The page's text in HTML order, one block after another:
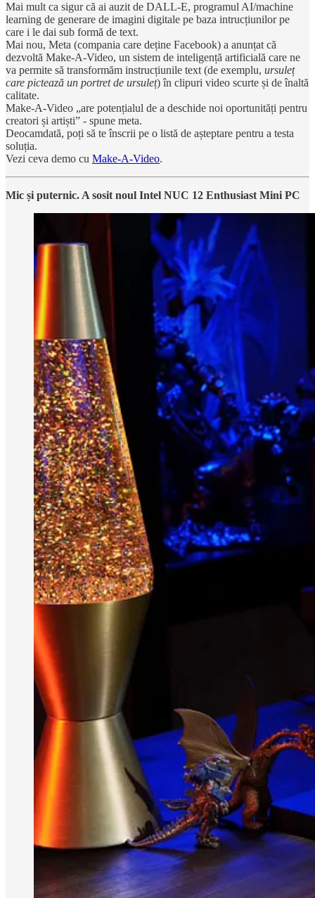
Mai mult ca sigur că ai auzit de DALL-E, programul AI/machine
learning de generare de imagini digitale pe baza intrucțiunilor pe
care i le dai sub formă de text.
Mai nou, Meta (compania care deține Facebook) a anunțat că
dezvoltă Make-A-Video, un sistem de inteligență artificială care ne
va permite să transformăm instrucțiunile text (de exemplu, ursuleț
care pictează un portret de ursuleț) în clipuri video scurte și de înaltă
calitate.
Make-A-Video „are potențialul de a deschide noi oportunități pentru
creatori și artiști” - spune meta.
Deocamdată, poți să te înscrii pe o listă de așteptare pentru a testa
soluția.
Vezi ceva demo cu Make-A-Video.
Mic și puternic. A sosit noul Intel NUC 12 Enthusiast Mini PC